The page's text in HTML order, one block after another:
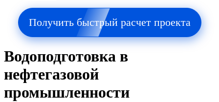
Получить быстрый расчет проекта
Водоподготовка в
нефтегазовой
промышленности